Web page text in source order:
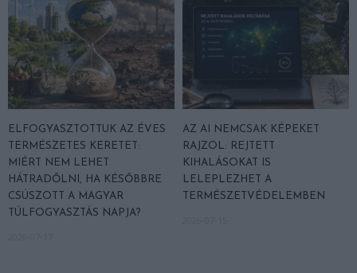
ELFOGYASZTOTTUK AZ ÉVES
TERMÉSZETES KERETET:
MIÉRT NEM LEHET
HÁTRADŐLNI, HA KÉSŐBBRE
CSÚSZOTT A MAGYAR
TÚLFOGYASZTÁS NAPJA?
AZ AI NEMCSAK KÉPEKET
RAJZOL: REJTETT
KIHALÁSOKAT IS
LELEPLEZHET A
TERMÉSZETVÉDELEMBEN